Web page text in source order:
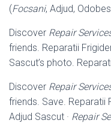
(Focsani, Adjud,
Discover Repair
friends. Reparatii
Sascut’s photo.
Discover Repair
friends. Save. Reparatii
Adjud Sascut · Repair